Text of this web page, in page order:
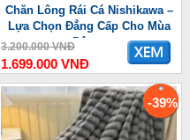
Chăn Lông Rái Cá Nishikawa –
Lựa Chọn Đẳng Cấp Cho Mùa
Đông
3.200.000 VNĐ
1.699.000 VNĐ
-39%